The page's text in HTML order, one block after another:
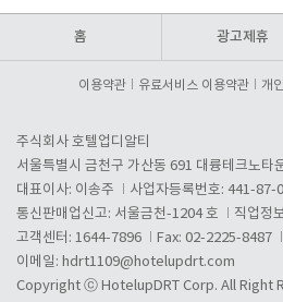
홈 광고제휴
이용약관 유료서비스 이용약관 개
주식회사 호텔업디알티
서울특별시 금천구 가산동 691 대륭테크노타
대표이사: 이송주
사업자등록번호: 441-87-
통신판매업신고: 서울금천-1204 호
직업정
고객센터: 1644-7896
Fax: 02-2225-8487
이메일: hdrt1109@hotelupdrt.com
Copyright ⓒ HotelupDRT Corp. All Right